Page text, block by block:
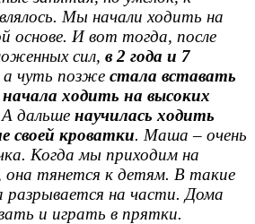
Мы начали ходить на
основе. И вот тогда, после
сил, в 2 года и 7
а чуть позже стала вставать
начала ходить на высоких
дальше научилась ходить
своей кроватки. Маша – очень
Когда мы приходим на
она тянется к детям. В такие
на части. Дома
и играть в прятки.